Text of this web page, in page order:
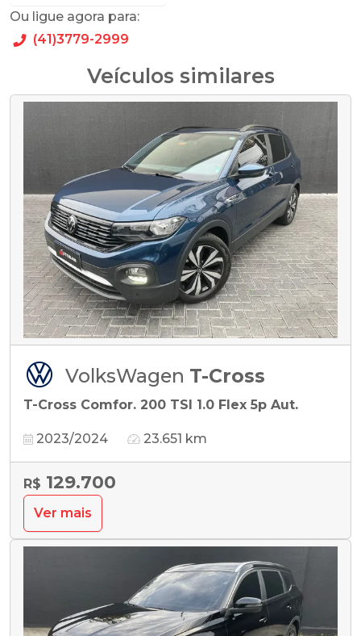
Ou ligue agora para:
(41)3779-2999
Veículos similares
VolksWagen T-Cross
T-Cross Comfor. 200 TSI 1.0 Flex 5p Aut.
2023/2024 23.651 km
R$ 129.700
Ver mais